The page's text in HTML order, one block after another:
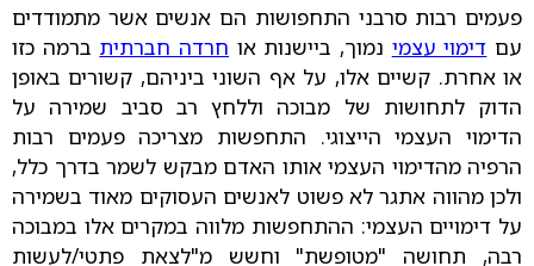
פעמים רבות סרבני התחפושות הם אנשים אשר מתמודדים
עם דימוי עצמי נמוך, ביישנות או חרדה חברתית ברמה כזו
או אחרת. קשיים אלו, על אף השוני ביניהם, קשורים באופן
הדוק לתחושות של מבוכה וללחץ רב סביב שמירה על
הדימוי העצמי הייצוגי. התחפשות מצריכה פעמים רבות
הרפיה מהדימוי העצמי אותו האדם מבקש לשמר בדרך כלל,
ולכן מהווה אתגר לא פשוט לאנשים העסוקים מאוד בשמירה
על דימויים העצמי: ההתחפשות מלווה במקרים אלו במבוכה
רבה, תחושה "מטופשת" וחשש מ"לצאת פתטי/לעשות